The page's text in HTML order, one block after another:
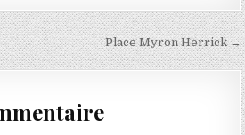
l’articlePlace Myron Herrick →